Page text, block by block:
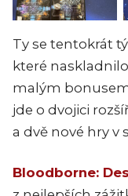
Ty se tentokrát
které
malým
jde o dvojici
a dvě nové hry v
Bloodborne: